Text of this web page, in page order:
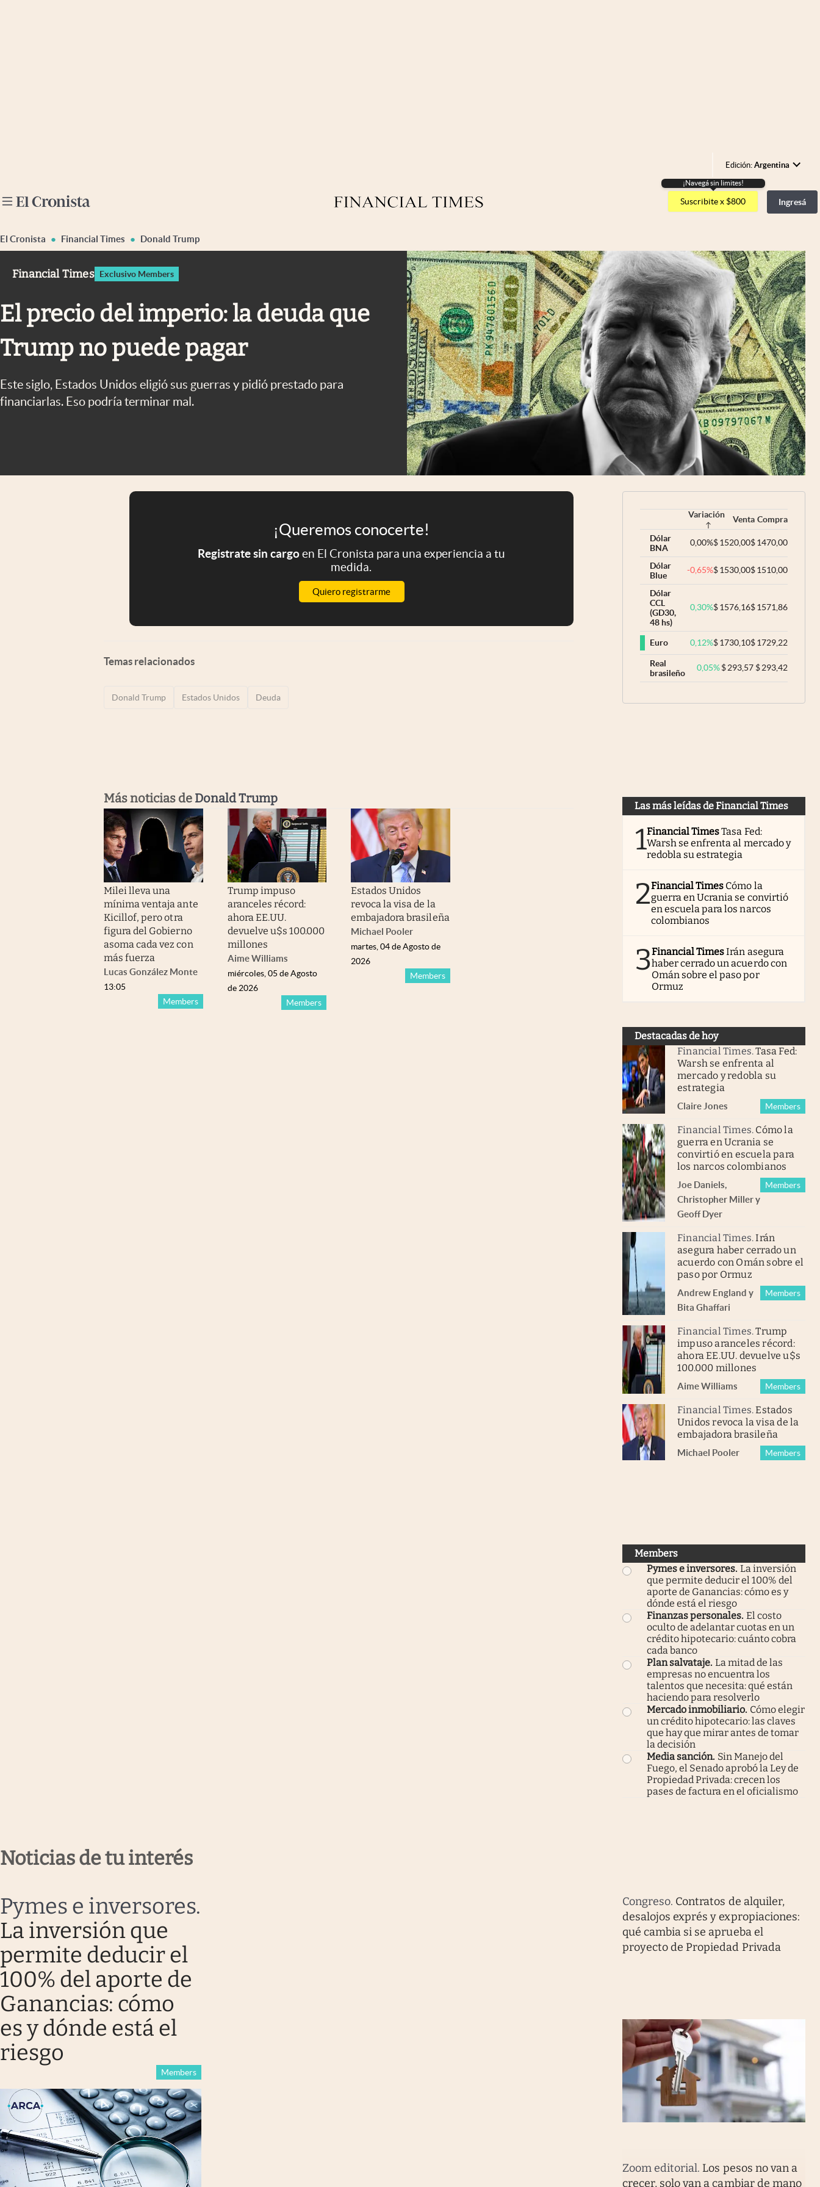
Edición: Argentina
Argentina
España
Colombia
Uruguay
Otras secciones
Infotechnology
Clase
Mundial 2026
El Cronista Studio
¡Navegá sin limites!
Suscribite x $800 Ingresá
El Cronista Financial Times Donald Trump
Financial Times Exclusivo Members
El precio del imperio: la deuda que
Trump no puede pagar
Este siglo, Estados Unidos eligió sus guerras y pidió prestado para
financiarlas. Eso podría terminar mal.
¡Queremos conocerte!
Registrate sin cargoen El Cronista para una experiencia a tu
medida.
Quiero registrarme
Temas relacionados
Donald Trump Estados Unidos Deuda
Más noticias de Donald Trump
Milei lleva una
mínima ventaja ante
Kicillof, pero otra
figura del Gobierno
asoma cada vez con
más fuerza
Lucas González Monte
Members
13:05
Trump impuso
aranceles récord:
ahora EE.UU.
devuelve u$s 100.000
millones
Aime Williams
Members
miércoles, 05 de Agosto
de 2026
Estados Unidos
revoca la visa de la
embajadora brasileña
Michael Pooler
Members
martes, 04 de Agosto de
2026
Variación Venta Compra
Dólar
BNA
0,00%$1520,00$1470,00
Dólar
Blue
-0,65%$1530,00$1510,00
Dólar
CCL
(GD30,
48 hs)
0,30%$1576,16$1571,86
Euro 0,12%$1730,10$1729,22
Real
brasileño
0,05% $293,57 $293,42
Las más leídas de Financial Times
1Financial TimesTasa Fed:
Warsh se enfrenta al mercado y
redobla su estrategia
2Financial Times Cómo la
guerra en Ucrania se convirtió
en escuela para los narcos
colombianos
3Financial TimesIrán asegura
haber cerrado un acuerdo con
Omán sobre el paso por
Ormuz
Destacadas de hoy
Financial Times.Tasa Fed:
Warsh se enfrenta al
mercado y redobla su
estrategia
Claire Jones Members
Financial Times. Cómo la
guerra en Ucrania se
convirtió en escuela para
los narcos colombianos
Joe Daniels,
Christopher Millery
Geoff Dyer
Members
Financial Times.Irán
asegura haber cerrado un
acuerdo con Omán sobre el
paso por Ormuz
Andrew England y
Bita Ghaffari
Members
Financial Times.Trump
impuso aranceles récord:
ahora EE.UU. devuelve u$s
100.000 millones
Aime Williams Members
Financial Times.Estados
Unidos revoca la visa de la
embajadora brasileña
Michael Pooler Members
Members
Pymes e inversores. La inversión
que permite deducir el 100% del
aporte de Ganancias: cómo es y
dónde está el riesgo
Finanzas personales. El costo
oculto de adelantar cuotas en un
crédito hipotecario: cuánto cobra
cada banco
Plan salvataje. La mitad de las
empresas no encuentra los
talentos que necesita: qué están
haciendo para resolverlo
Mercado inmobiliario. Cómo elegir
un crédito hipotecario: las claves
que hay que mirar antes de tomar
la decisión
Media sanción. Sin Manejo del
Fuego, el Senado aprobó la Ley de
Propiedad Privada: crecen los
pases de factura en el oficialismo
Noticias de tu interés
Pymes e inversores.
La inversión que
permite deducir el
100% del aporte de
Ganancias: cómo
es y dónde está el
riesgo
Members
Congreso. Contratos de alquiler,
desalojos exprés y expropiaciones:
qué cambia si se aprueba el
proyecto de Propiedad Privada
Zoom editorial. Los pesos no van a
crecer, solo van a cambiar de mano